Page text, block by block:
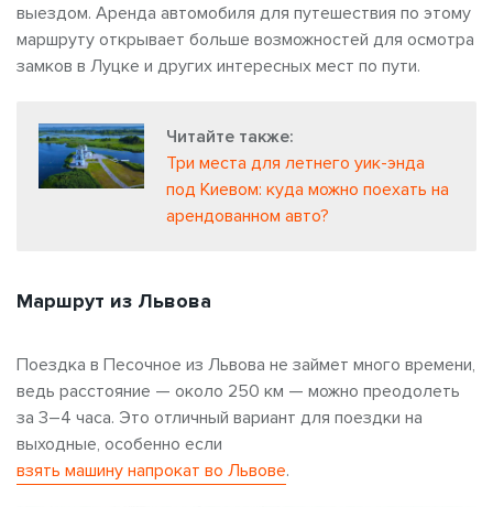
выездом. Аренда автомобиля для путешествия по этому
маршруту открывает больше возможностей для осмотра
замков в Луцке и других интересных мест по пути.
Читайте также:
Три места для летнего уик-энда
под Киевом: куда можно поехать на
арендованном авто?
Маршрут из Львова
Поездка в Песочное из Львова не займет много времени,
ведь расстояние — около 250 км — можно преодолеть
за 3–4 часа. Это отличный вариант для поездки на
выходные, особенно если
взять машину напрокат во Львове.